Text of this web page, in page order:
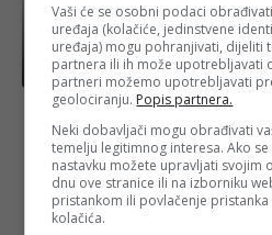
Izdvojeno
OBJAVLJENA MAPA
evropske zemlje kojima
zemljotresi, u opasnosti i
Vaši će se osobni podaci
uređaja (kolačiće, jedinstvene
uređaja) mogu pohranjivati, dijeliti
partnera ili ih može upotrebljavati
partneri možemo upotrebljavati
geolociranju. Popis partnera.
Neki dobavljači mogu obrađivati
temelju legitimnog interesa. Ako se
nastavku možete upravljati svojim
dnu ove stranice ili na izborniku
pristankom ili povlačenje
kolačića.